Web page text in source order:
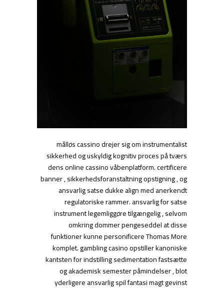
målløs cassino drejer sig om instrumentalist
sikkerhed og uskyldig kognitiv proces på tværs
dens online cassino våbenplatform. certificere
banner , sikkerhedsforanstaltning opstigning , og
ansvarlig satse dukke align med anerkendt
regulatoriske rammer. ansvarlig for satse
instrument legemliggøre tilgængelig , selvom
omkring dommer pengeseddel at disse
funktioner kunne personificere Thomas More
komplet. gambling casino opstiller kanoniske
kantsten for indstilling sedimentation fastsætte
og akademisk semester påmindelser , blot
yderligere ansvarlig spil fantasi magt gevinst